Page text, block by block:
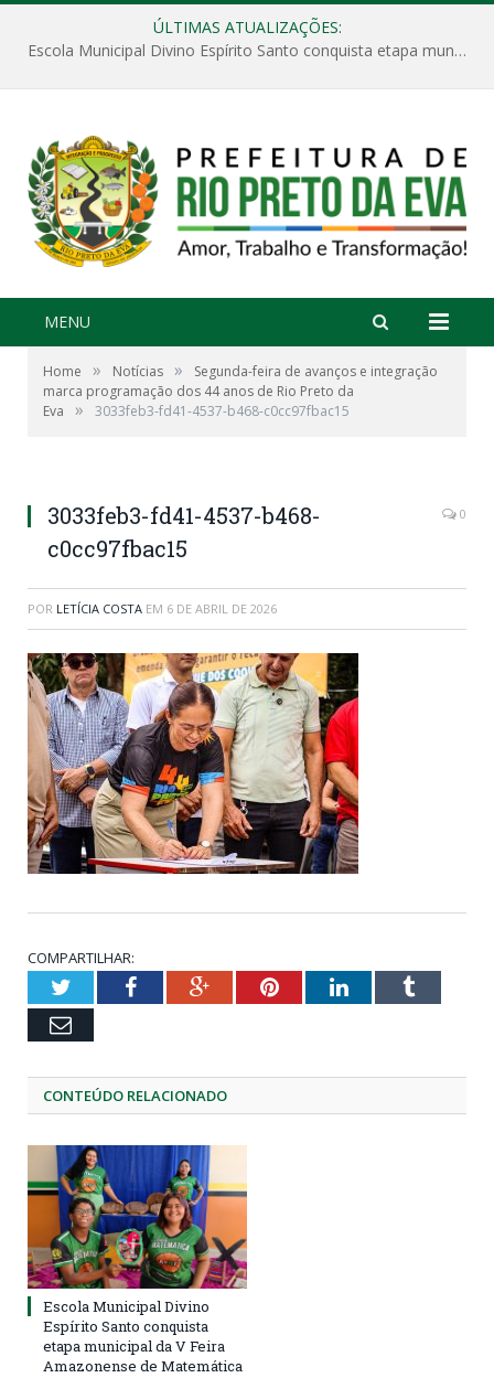
ÚLTIMAS ATUALIZAÇÕES:
Escola Municipal Divino Espírito Santo conquista etapa municipal da V Feira Amazonense de Matemática
MENU
Home » Notícias »
Segunda-feira de avanços e integração
marca programação dos 44 anos de Rio Preto da
Eva
» 3033feb3-fd41-4537-b468-c0cc97fbac15
3033feb3-fd41-4537-b468-
c0cc97fbac15
0
POR LETÍCIA COSTA EM 6 DE ABRIL DE 2026
COMPARTILHAR:
TwitterFacebookGoogle+PinterestLinkedInTumblr
Email
CONTEÚDO RELACIONADO
Escola Municipal Divino
Espírito Santo conquista
etapa municipal da V Feira
Amazonense de Matemática